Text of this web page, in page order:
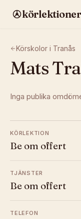
körlektioner
Körskolor i Tranås
Mats
Inga publika
KÖRLEKTION
Be om offert
TJÄNSTER
Be om offert
TELEFON